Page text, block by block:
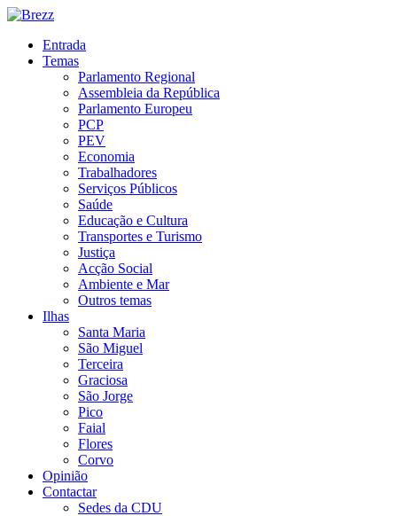
Entrada
Temas
Parlamento Regional
Assembleia da República
Parlamento Europeu
PCP
PEV
Economia
Trabalhadores
Serviços Públicos
Saúde
Educação e Cultura
Transportes e Turismo
Justiça
Acção Social
Ambiente e Mar
Outros temas
Ilhas
Santa Maria
São Miguel
Terceira
Graciosa
São Jorge
Pico
Faial
Flores
Corvo
Opinião
Contactar
Sedes da CDU